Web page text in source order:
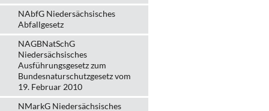
NAbfG Niedersächsisches
Abfallgesetz
NAGBNatSchG
Niedersächsisches
Ausführungsgesetz zum
Bundesnaturschutzgesetz vom
19. Februar 2010
NMarkG Niedersächsisches